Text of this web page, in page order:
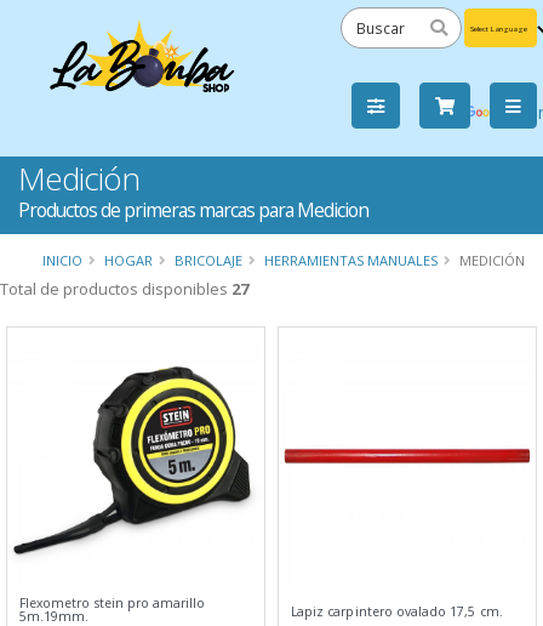
by
Medición
Productos de primeras marcas para Medicion
INICIO HOGAR BRICOLAJE HERRAMIENTAS MANUALES MEDICIÓN
Total de productos disponibles 27
Flexometro stein pro amarillo
5m.19mm. Lapiz carpintero ovalado 17,5 cm.